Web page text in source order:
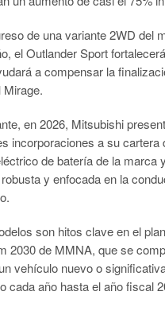
de una variante 2WD del
el Outlander Sport
a compensar la
Mirage.
en 2026, Mitsubishi
incorporaciones a su cartera
de batería de la marca
y enfocada en la
son hitos clave en el
2030 de MMNA, que se
vehículo nuevo o
cada año hasta el año fiscal